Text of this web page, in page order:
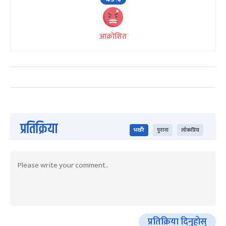
आक्रोशित
प्रतिक्रिया भर्खरै पुराना लोकप्रिय
प्रतिक्रिया दिनुहोस्